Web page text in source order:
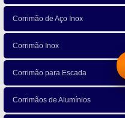
Corrimão de Aço Inox
Corrimão Inox
Corrimão para Escada
Corrimãos de Alumínios